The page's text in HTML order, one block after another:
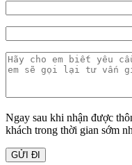
Ngay sau khi nhận được
khách trong thời gian sớm